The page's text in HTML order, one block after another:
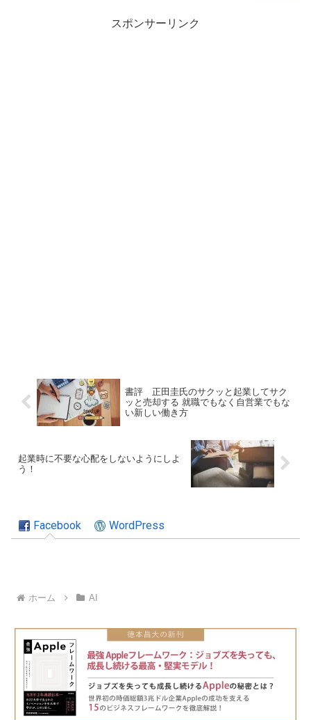
スポンサーリンク
書評 正田圭氏のサクッと起業してサク
ッと売却する 就職でもなく自営業でもな
い新しい働き方
起業時に不要な心配をしないようにしよ
う！
Facebook WordPress
ホーム AI